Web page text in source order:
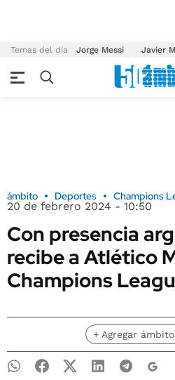
Temas del día Jorge Messi Javier
ámbito Deportes Champions
20 de febrero 2024 - 10:50
Con presencia
recibe a Atlético
Champions
+ Agregar